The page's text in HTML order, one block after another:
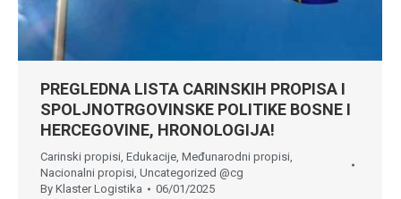
PREGLEDNA LISTA CARINSKIH PROPISA I
SPOLJNOTRGOVINSKE POLITIKE BOSNE I
HERCEGOVINE, HRONOLOGIJA!
Carinski propisi Edukacije Međunarodni propisi
Nacionalni propisi Uncategorized @cg
By Klaster Logistika 06/01/2025